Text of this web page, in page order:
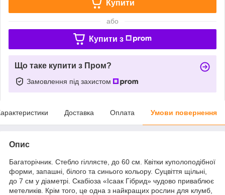
Купити
або
Купити з
Що таке купити з Пром?
Замовлення під захистом
Доставка Оплата Умови повернення
Опис
Багаторічник. Стебло гіллясте, до 60 см. Квітки куполоподібної
форми, запашні, білого та синього кольору. Суцвіття щільні,
до 7 см у діаметрі. Скабіоза «Ісаак Гібрид» чудово приваблює
метеликів. Крім того, це одна з найкращих рослин для клумб,